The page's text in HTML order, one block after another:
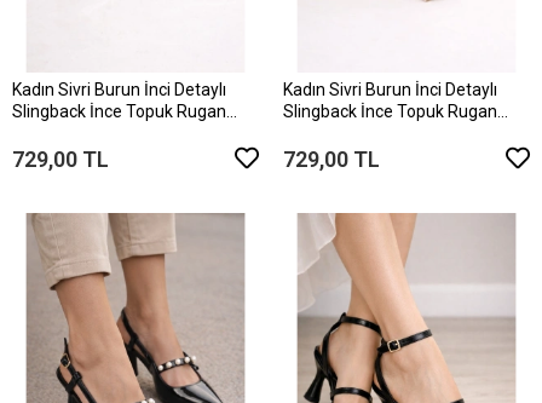
Kadın Sivri Burun İnci Detaylı
Slingback İnce Topuk Rugan
729,00 TL
Kadın Sivri Burun İnci Detaylı
Slingback İnce Topuk Rugan
729,00 TL